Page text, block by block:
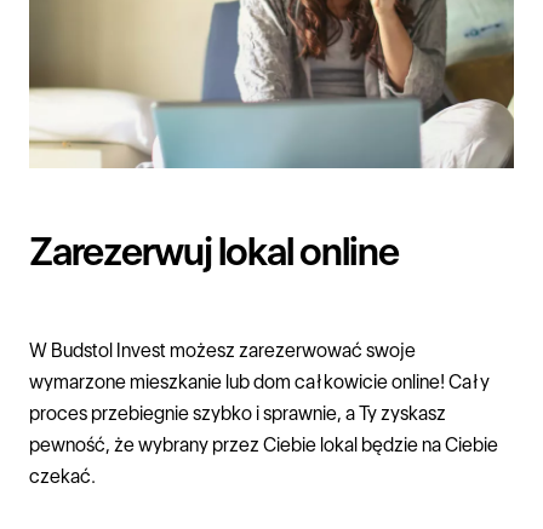
Zarezerwuj lokal online
W Budstol Investmożesz zarezerwować swoje
wymarzonemieszkanie lubdom całkowicie online! Cały
proces przebiegnie szybko i sprawnie, a Ty zyskasz
pewność, że wybrany przez Ciebie lokal będzie na Ciebie
czekać.